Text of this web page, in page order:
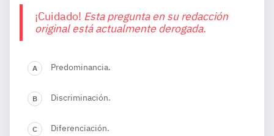
¡Cuidado! Esta pregunta en su redacción
original está actualmente derogada.
Predominancia.
Discriminación.
Diferenciación.